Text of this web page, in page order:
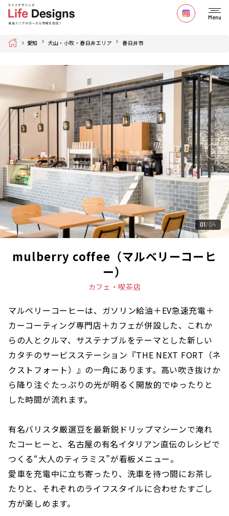
Menu
Home 愛知 犬山・小牧・春日井エリア 春日井市
01 04
mulberry coffee（マルベリーコーヒ
ー）
カフェ・喫茶店
マルベリーコーヒーは、ガソリン給油＋EV急速充電＋
カーコーティング専門店＋カフェが併設した、これか
らの人とクルマ、サステナブルをテーマとした新しい
カタチのサービスステーション『THE NEXT FORT（ネ
クストフォート）』の一角にあります。高い吹き抜けか
ら降り注ぐたっぷりの光が明るく開放的でゆったりと
した時間が流れます。
有名バリスタ厳選豆を最新鋭ドリップマシーンで淹れ
たコーヒーと、名古屋の有名イタリアン直伝のレシピで
つくる“大人のティラミス”が看板メニュー。
愛車を充電中に立ち寄ったり、洗車を待つ間にお茶し
たりと、それぞれのライフスタイルに合わせたすごし
方が楽しめます。